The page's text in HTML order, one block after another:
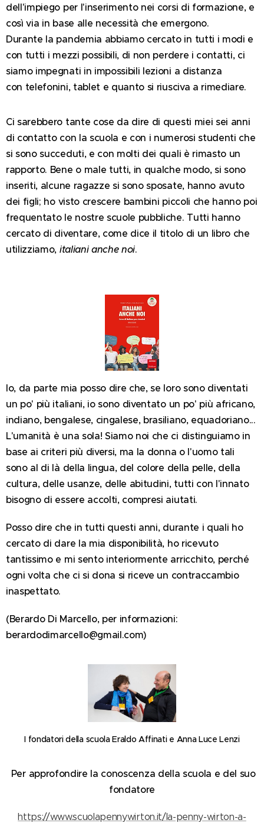
dell'impiego per l'inserimento nei corsi di formazione, e
così via in base alle necessità che emergono.
Durante la pandemia abbiamo cercato in tutti i modi e
con tutti i mezzi possibili, di non perdere i contatti, ci
siamo impegnati in impossibili lezioni a distanza
con telefonini, tablet e quanto si riusciva a rimediare.
Ci sarebbero tante cose da dire di questi miei sei anni
di contatto con la scuola e con i numerosi studenti che
si sono succeduti, e con molti dei quali è rimasto un
rapporto. Bene o male tutti, in qualche modo, si sono
inseriti, alcune ragazze si sono sposate, hanno avuto
dei figli; ho visto crescere bambini piccoli che hanno poi
frequentato le nostre scuole pubbliche. Tutti hanno
cercato di diventare, come dice il titolo di un libro che
utilizziamo, italiani anche noi.
Io, da parte mia posso dire che, se loro sono diventati
un po' più italiani, io sono diventato un po' più africano,
indiano, bengalese, cingalese, brasiliano, equadoriano...
L'umanità è una sola! Siamo noi che ci distinguiamo in
base ai criteri più diversi, ma la donna o l'uomo tali
sono al di là della lingua, del colore della pelle, della
cultura, delle usanze, delle abitudini, tutti con l'innato
bisogno di essere accolti, compresi aiutati.
Posso dire che in tutti questi anni, durante i quali ho
cercato di dare la mia disponibilità, ho ricevuto
tantissimo e mi sento interiormente arricchito, perché
ogni volta che ci si dona si riceve un contraccambio
inaspettato.
(Berardo Di Marcello, per informazioni:
berardodimarcello@gmail.com)
I fondatori della scuola Eraldo Affinati e Anna Luce Lenzi
Per approfondire la conoscenza della scuola e del suo
fondatore
https://www.scuolapennywirton.it/la-penny-wirton-a-